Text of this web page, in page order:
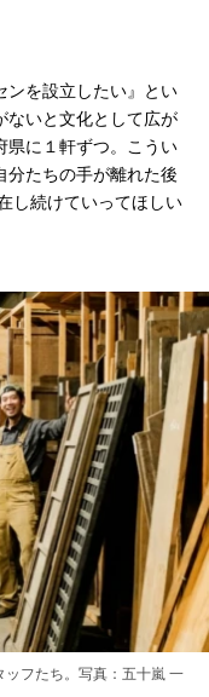
ンを設立したい』とい
ないと文化として広が
県に１軒ずつ。こうい
分たちの手が離れた後
し続けていってほしい
フたち。写真：五十嵐 一